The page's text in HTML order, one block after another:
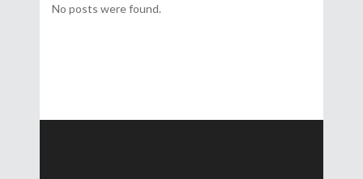
No posts were found.